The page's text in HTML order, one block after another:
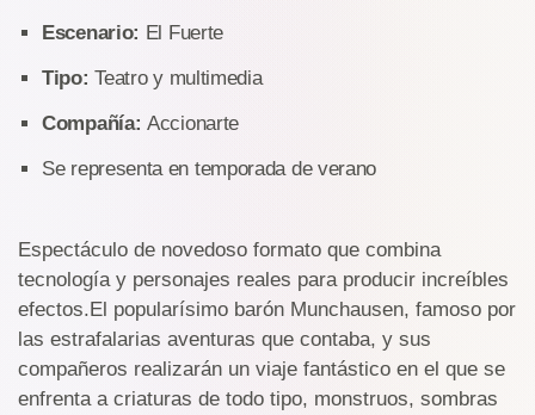
Escenario: El Fuerte
Tipo: Teatro y multimedia
Compañía: Accionarte
Se representa en temporada de verano
Espectáculo de novedoso formato que combina
tecnología y personajes reales para producir increíbles
efectos.El popularísimo barón Munchausen, famoso por
las estrafalarias aventuras que contaba, y sus
compañeros realizarán un viaje fantástico en el que se
enfrenta a criaturas de todo tipo, monstruos, sombras